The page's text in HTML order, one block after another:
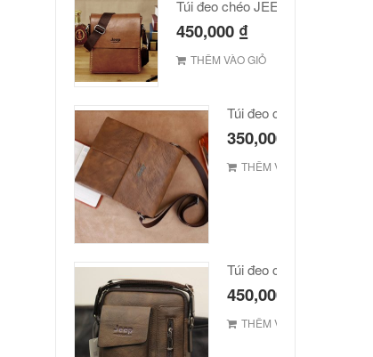
450,000 ₫
THÊM VÀO GIỎ
Túi đeo chéo Jeep giá
350,000
THÊM VÀO GIỎ
Túi đeo chéo Jeep giá rẻ
450,000
THÊM VÀO GIỎ